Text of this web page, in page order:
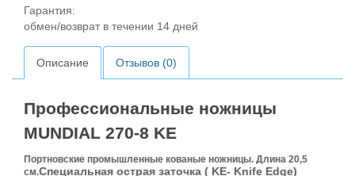
Гарантия:
обмен/возврат в течении 14 дней
Описание Отзывов (0)
Профессиональные ножницы
MUNDIAL 270-8 KE
Портновские промышленные кованые ножницы. Длина 20,5
см.Специальная острая заточка ( KE- Knife Edge)